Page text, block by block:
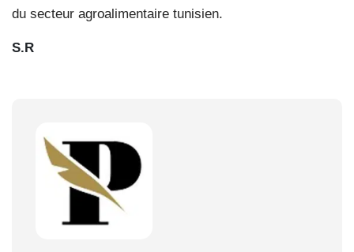
du secteur agroalimentaire tunisien.
S.R